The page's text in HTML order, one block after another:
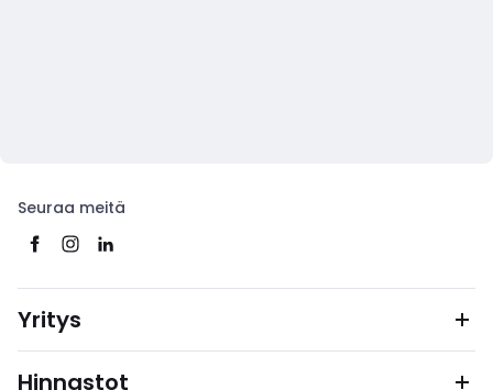
Seuraa meitä
Yritys
Hinnastot